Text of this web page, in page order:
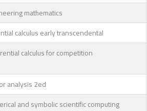
mathematics
calculus early transcendental
calculus for competition
analysis 2ed
and symbolic scientific computing